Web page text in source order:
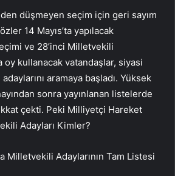
düşmeyen seçim için geri sayım
14 Mayıs’ta yapılacak
ve 28’inci Milletvekili
oy kullanacak vatandaşlar, siyasi
aramaya başladı. Yüksek
sonra yayınlanan listelerde
çekti. Peki Milliyetçi Hareket
Adayları Kimler?
Milletvekili Adaylarının Tam Listesi